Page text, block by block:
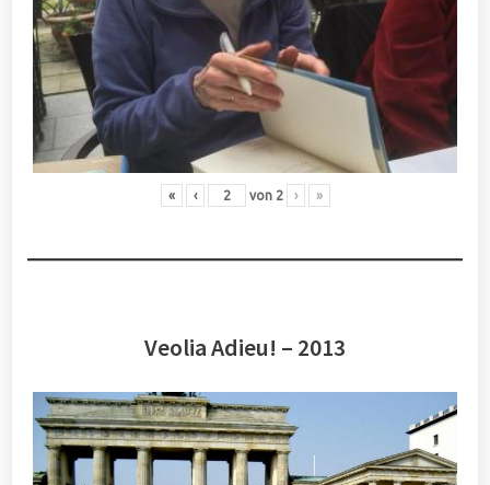
« ‹ von 2 › »
Veolia Adieu! – 2013